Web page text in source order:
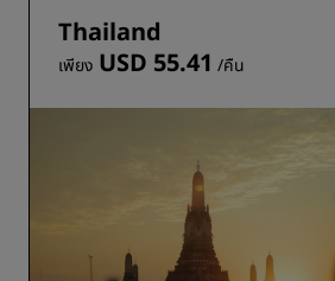
Thailand
เพียง USD 55.41 /คืน